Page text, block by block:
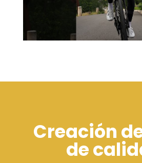
Creación
de